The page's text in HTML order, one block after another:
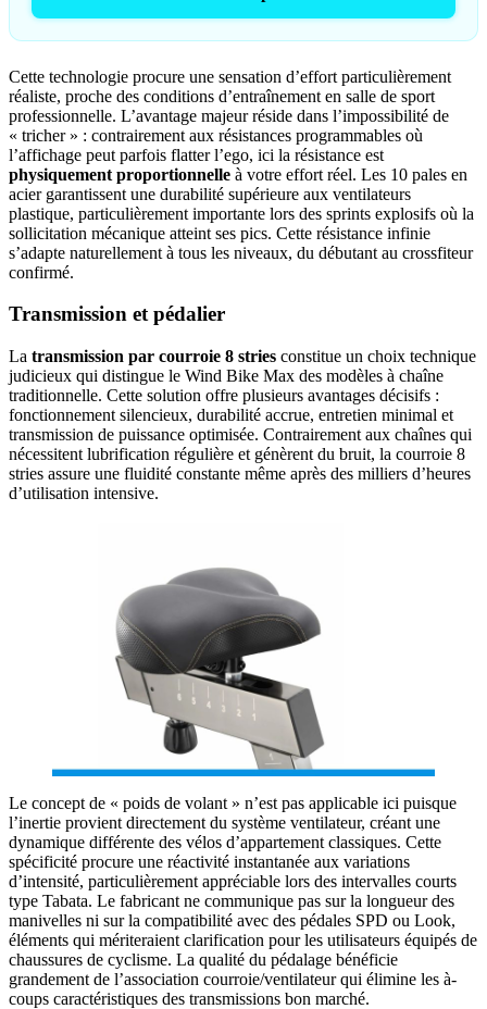
Cette technologie procure une sensation d’effort particulièrement
réaliste, proche des conditions d’entraînement en salle de sport
professionnelle. L’avantage majeur réside dans l’impossibilité de
« tricher » : contrairement aux résistances programmables où
l’affichage peut parfois flatter l’ego, ici la résistance est
physiquement proportionnelle à votre effort réel. Les 10 pales en
acier garantissent une durabilité supérieure aux ventilateurs
plastique, particulièrement importante lors des sprints explosifs où la
sollicitation mécanique atteint ses pics. Cette résistance infinie
s’adapte naturellement à tous les niveaux, du débutant au crossfiteur
confirmé.
Transmission et pédalier
La transmission par courroie 8 stries constitue un choix technique
judicieux qui distingue le Wind Bike Max des modèles à chaîne
traditionnelle. Cette solution offre plusieurs avantages décisifs :
fonctionnement silencieux, durabilité accrue, entretien minimal et
transmission de puissance optimisée. Contrairement aux chaînes qui
nécessitent lubrification régulière et génèrent du bruit, la courroie 8
stries assure une fluidité constante même après des milliers d’heures
d’utilisation intensive.
Le concept de « poids de volant » n’est pas applicable ici puisque
l’inertie provient directement du système ventilateur, créant une
dynamique différente des vélos d’appartement classiques. Cette
spécificité procure une réactivité instantanée aux variations
d’intensité, particulièrement appréciable lors des intervalles courts
type Tabata. Le fabricant ne communique pas sur la longueur des
manivelles ni sur la compatibilité avec des pédales SPD ou Look,
éléments qui mériteraient clarification pour les utilisateurs équipés de
chaussures de cyclisme. La qualité du pédalage bénéficie
grandement de l’association courroie/ventilateur qui élimine les à-
coups caractéristiques des transmissions bon marché.